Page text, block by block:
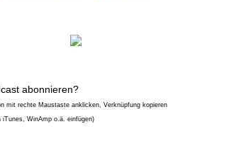
abonnieren?
mit rechte Maustaste anklicken, Verknüpfung kopieren
iTunes, WinAmp o.ä. einfügen)